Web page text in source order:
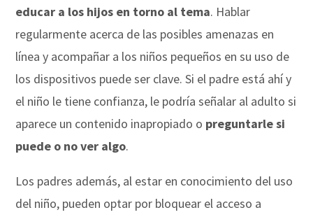
educar a los hijos en torno al tema. Hablar
regularmente acerca de las posibles amenazas en
línea y acompañar a los niños pequeños en su uso de
los dispositivos puede ser clave. Si el padre está ahí y
el niño le tiene confianza, le podría señalar al adulto si
aparece un contenido inapropiado o preguntarle si
puede o no ver algo.
Los padres además, al estar en conocimiento del uso
del niño, pueden optar por bloquear el acceso a